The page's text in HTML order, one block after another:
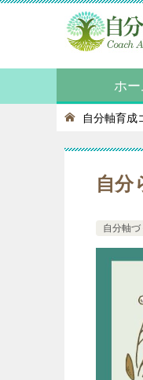
ホー
自分軸育成
自分
自分軸づ